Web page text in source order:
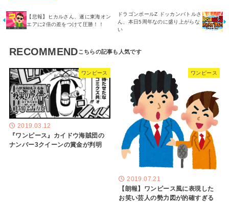
【悲報】ヒカルさん、遂に東海オン
エアに2倍の差をつけて圧勝！！
ドラゴンボールZ ドッカンバトルさ
ん、本日5周年なのに盛り上がらな
い
RECOMMEND
ワンピース
2019.03.12
『ワンピース』カイドウ海賊団の
ナンバー3クイーンの賞金が判明
ワンピース
2019.07.21
【朗報】ワンピース風に表現した
お笑い芸人の勢力図が的確すぎる